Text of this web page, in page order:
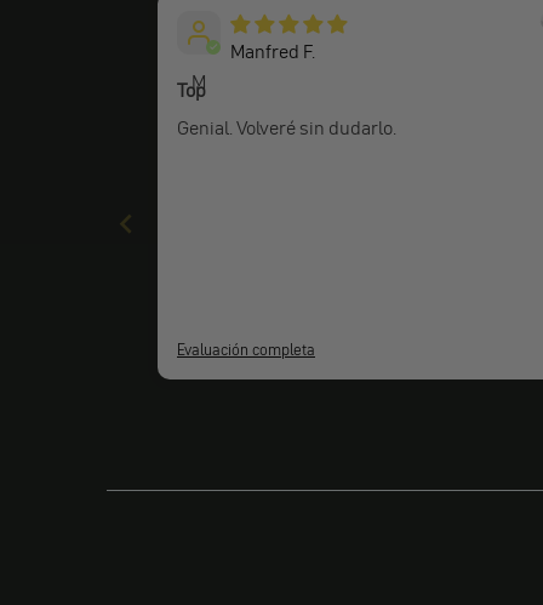
M
Manfred F.
Top
Genial. Volveré sin dudarlo.
Evaluación completa